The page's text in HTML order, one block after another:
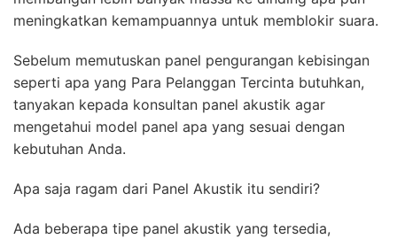
meningkatkan kemampuannya untuk memblokir suara.
Sebelum memutuskan panel pengurangan kebisingan
seperti apa yang Para Pelanggan Tercinta butuhkan,
tanyakan kepada konsultan panel akustik agar
mengetahui model panel apa yang sesuai dengan
kebutuhan Anda.
Apa saja ragam dari Panel Akustik itu sendiri?
Ada beberapa tipe panel akustik yang tersedia,